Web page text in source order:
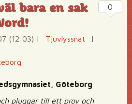
bara en sak
(12:03) | Tjuvlyssnat
|
Göteborg
pluggar till ett prov och
0